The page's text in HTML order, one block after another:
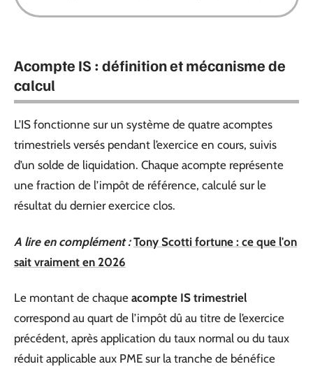
Acompte IS : définition et mécanisme de
calcul
L’IS fonctionne sur un système de quatre acomptes
trimestriels versés pendant l’exercice en cours, suivis
d’un solde de liquidation. Chaque acompte représente
une fraction de l’impôt de référence, calculé sur le
résultat du dernier exercice clos.
A lire en complément : Tony Scotti fortune : ce que l'on
sait vraiment en 2026
Le montant de chaque acompte IS trimestriel
correspond au quart de l’impôt dû au titre de l’exercice
précédent, après application du taux normal ou du taux
réduit applicable aux PME sur la tranche de bénéfice